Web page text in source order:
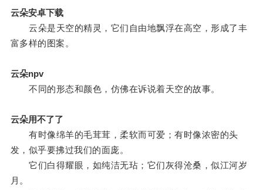
云朵安卓下载
云朵是天空的精灵，它们自由地飘浮在高空，形成了丰
富多样的图案。
云朵npv
不同的形态和颜色，仿佛在诉说着天空的故事。
云朵用不了了
有时像绵羊的毛茸茸，柔软而可爱；有时像浓密的头
发，似乎要拂过我们的面庞。
它们白得耀眼，如纯洁无玷；它们灰得沧桑，似江河岁
月。